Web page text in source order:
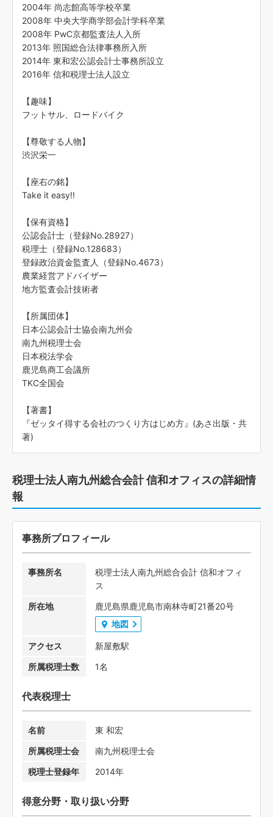
2004年 尚志館高等学校卒業
2008年 中央大学商学部会計学科卒業
2008年 PwC京都監査法人入所
2013年 照国総合法律事務所入所
2014年 東和宏公認会計士事務所設立
2016年 信和税理士法人設立
【趣味】
フットサル、ロードバイク
【尊敬する人物】
渋沢栄一
【座右の銘】
Take it easy!!
【保有資格】
公認会計士（登録No.28927）
税理士（登録No.128683）
登録政治資金監査人（登録No.4673）
農業経営アドバイザー
地方監査会計技術者
【所属団体】
日本公認会計士協会南九州会
南九州税理士会
日本税法学会
鹿児島商工会議所
TKC全国会
【著書】
『ゼッタイ得する会社のつくり方はじめ方』(あさ出版・共
著)
税理士法人南九州総合会計 信和オフィスの詳細情
報
事務所プロフィール
事務所名
税理士法人南九州総合会計 信和オフィ
ス
所在地
鹿児島県鹿児島市南林寺町21番20号
地図
アクセス
新屋敷駅
所属税理士数
1名
代表税理士
名前
東 和宏
所属税理士会
南九州税理士会
税理士登録年
2014年
得意分野・取り扱い分野